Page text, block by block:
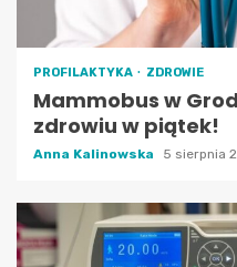
PROFILAKTYKA ZDROWIE
Mammobus w
zdrowiu w piątek!
Anna Kalinowska 5 sierpnia